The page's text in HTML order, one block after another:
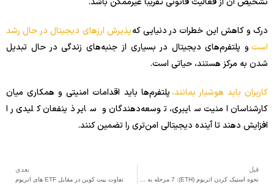
درک و کاهش این خطرات در دنیایی کهپذیرش ارزهای دیجیتال در حال رشد
است و پلتفرم‌های دیجیتال در بسیاری از جنبه‌های زندگی در حال تبدیل
شدن به مرکز هستند، حیاتی است.
کاربران باید هوشیار بمانند، پلتفرم‌ها باید اقدامات امنیتی و همکاری میان
کارشناسان امنیت سایبری، توسعه‌دهندگان و سایر ذینفعان کلیدی را
افزایش دهند تا آینده دیجیتالی امن‌تری را تضمین کنند.
قبل بعدی
تفاوت بیت کوین در مقابل ETF های اتریوم